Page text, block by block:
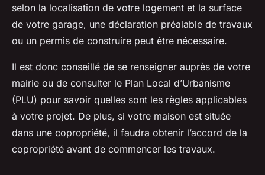
selon la localisation de votre logement et la surface
de votre garage, une déclaration préalable de travaux
ou un permis de construire peut être nécessaire.
Il est donc conseillé de se renseigner auprès de votre
mairie ou de consulter le Plan Local d’Urbanisme
(PLU) pour savoir quelles sont les règles applicables
à votre projet. De plus, si votre maison est située
dans une copropriété, il faudra obtenir l’accord de la
copropriété avant de commencer les travaux.